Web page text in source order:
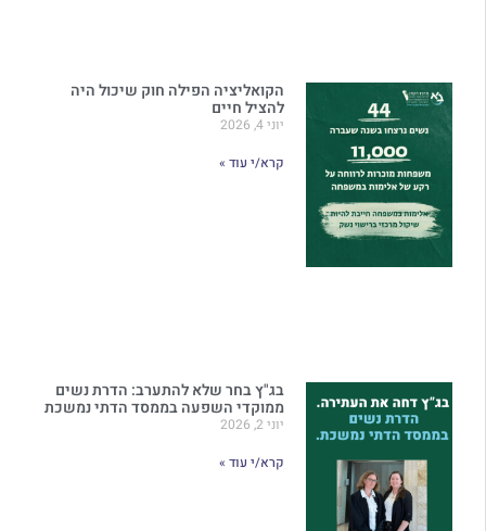
הקואליציה הפילה חוק שיכול היה
להציל חיים
יוני 4, 2026
קרא/י עוד »
בג"ץ בחר שלא להתערב: הדרת נשים
ממוקדי השפעה בממסד הדתי נמשכת
יוני 2, 2026
קרא/י עוד »